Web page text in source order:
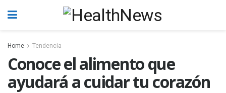
Home Tendencia
Conoce el alimento que
ayudará a cuidar tu corazón